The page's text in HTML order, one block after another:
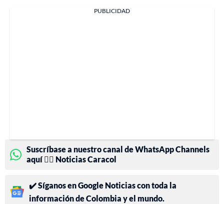
PUBLICIDAD
Suscríbase a nuestro canal de WhatsApp Channels
aquí 👉🏻 Noticias Caracol
✔️ Síganos en Google Noticias con toda la
información de Colombia y el mundo.